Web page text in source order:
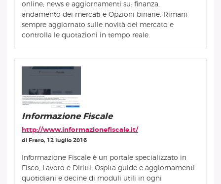
online; news e aggiornamenti su: finanza,
andamento dei mercati e Opzioni binarie. Rimani
sempre aggiornato sulle novità del mercato e
controlla le quotazioni in tempo reale.
Informazione Fiscale
http://www.informazionefiscale.it/
di Fraro, 12 luglio 2016
Informazione Fiscale è un portale specializzato in
Fisco, Lavoro e Diritti. Ospita guide e aggiornamenti
quotidiani e decine di moduli utili in ogni